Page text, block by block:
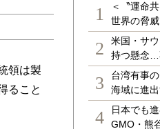
領は製
ること
1
＜〝運命
世界の脅
2
米国・サ
持つ懸念…
3
台湾有事
海域に進
4
日本でも
GMO・熊